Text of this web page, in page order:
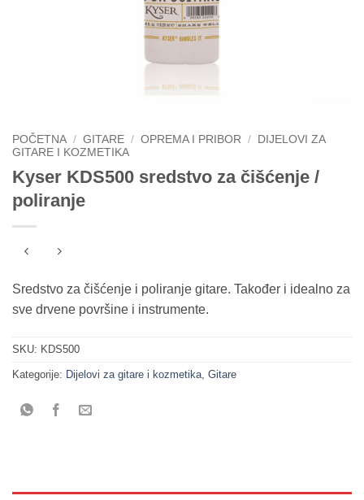
POČETNA / GITARE / OPREMA I PRIBOR /
DIJELOVI ZA
GITARE I KOZMETIKA
Kyser KDS500 sredstvo za čišćenje /
poliranje
Sredstvo za čišćenje i poliranje gitare. Također i idealno za
sve drvene površine i instrumente.
SKU: KDS500
Kategorije: Dijelovi za gitare i kozmetika, Gitare